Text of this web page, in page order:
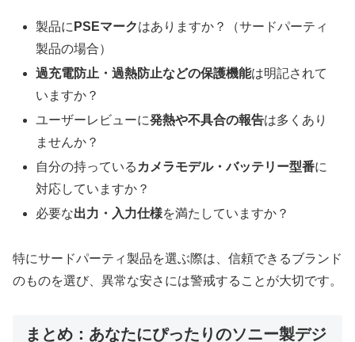
製品に PSEマークはありますか？（サードパーティ
製品の場合）
過充電防止・過熱防止などの保護機能は明記されて
いますか？
ユーザーレビューに発熱や不具合の報告は多くあり
ませんか？
自分の持っている カメラモデル・バッテリー型番に
対応していますか？
必要な出力・入力仕様を満たしていますか？
特にサードパーティ製品を選ぶ際は、信頼できるブランド
のものを選び、異常な安さには警戒することが大切です。
まとめ：あなたにぴったりのソニー製デジ